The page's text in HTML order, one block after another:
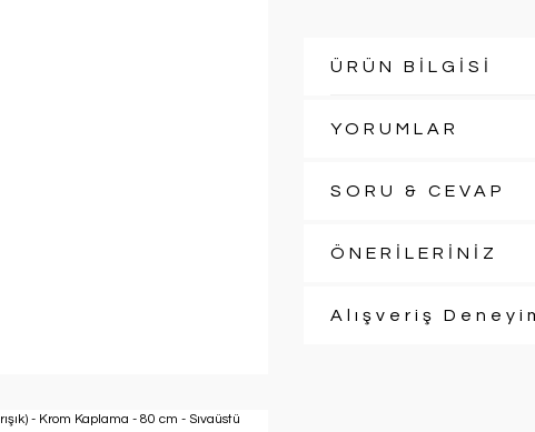
ÜRÜN BİLGİSİ
YORUMLAR
SORU & CEVAP
ÖNERİLERİNİZ
Alışveriş